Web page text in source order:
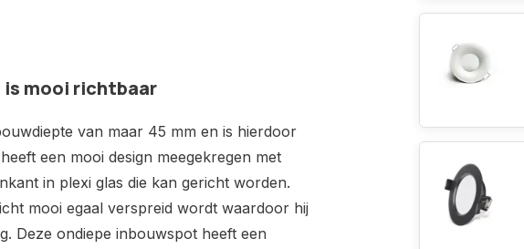
is mooi richtbaar
van maar 45 mm en is hierdoor
een mooi design meegekregen met
in plexi glas die kan gericht worden.
mooi egaal verspreid wordt waardoor hij
Deze ondiepe inbouwspot heeft een